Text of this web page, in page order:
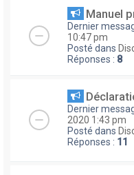
Manuel
Dernier
10:47 pm
Posté dans
Réponses : 8
Dernier
2020 1:43 pm
Posté dans
Réponses : 11